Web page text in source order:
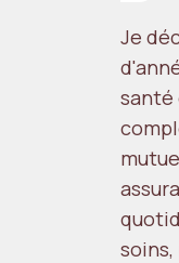
Je
santé